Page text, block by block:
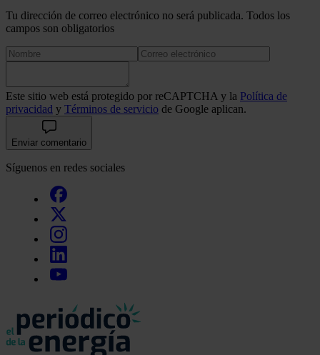
Tu dirección de correo electrónico no será publicada. Todos los
campos son obligatorios
Este sitio web está protegido por reCAPTCHA y la Política de
privacidad y Términos de servicio de Google aplican.
Enviar comentario
Síguenos en redes sociales